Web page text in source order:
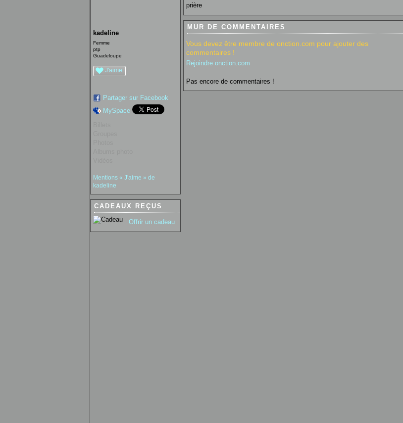
kadeline
Femme
ptp
Guadeloupe
J'aime
Partager sur Facebook
MySpace
Mentions « J'aime » de
kadeline
CADEAUX REÇUS
Offrir un cadeau
prière
MUR DE COMMENTAIRES
Vous devez être membre de onction.com pour ajouter des
commentaires !
Rejoindre onction.com
Pas encore de commentaires !